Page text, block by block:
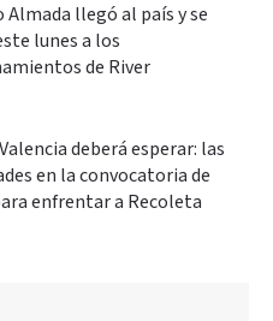
Almada llegó al país y se
lunes a los
de River
deberá esperar: las
en la convocatoria de
enfrentar a Recoleta